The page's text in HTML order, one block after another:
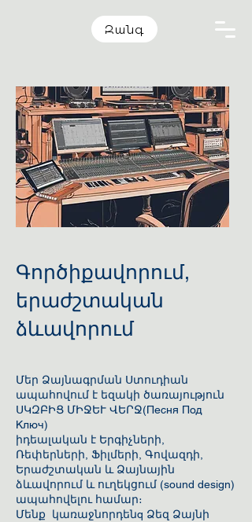
Զանգ
Գործիքավորում,
երաժշտական
ձևավորում
Մեր Ձայնագրման Ստուդիան
ապահովում է եզակի ծառայություն
ՍԿԶԲԻՑ ՄԻՋԵՒ ՎԵՐՋ(Песня Под
Ключ)
իդեալական է Երգիչների,
Ռեփերների, Ֆիլմերի, Գովազդի,
Երաժշտական ​​և Ձայնային
ձևավորում և ուղեկցում (sound design)
ապահովելու համար։
Մենք կառաջնորդենq Ձեզ Ձայնի